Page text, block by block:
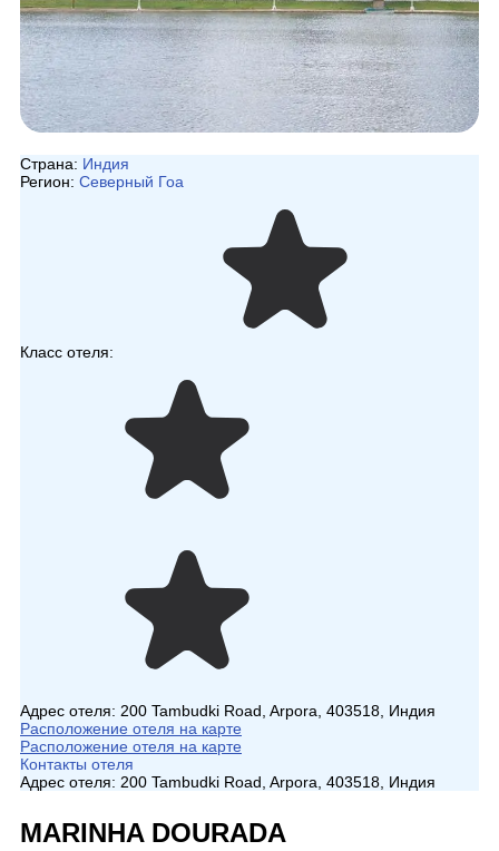
Страна: Индия
Регион: Северный Гоа
Класс отеля:
Адрес отеля: 200 Tambudki Road, Arpora, 403518, Индия
Расположение отеля на карте
Расположение отеля на карте
Контакты отеля
Адрес отеля: 200 Tambudki Road, Arpora, 403518, Индия
MARINHA DOURADA